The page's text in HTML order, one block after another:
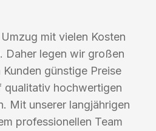
mit vielen Kosten
Daher legen wir großen
günstige Preise
qualitativ hochwertigen
Mit unserer langjährigen
professionellen Team